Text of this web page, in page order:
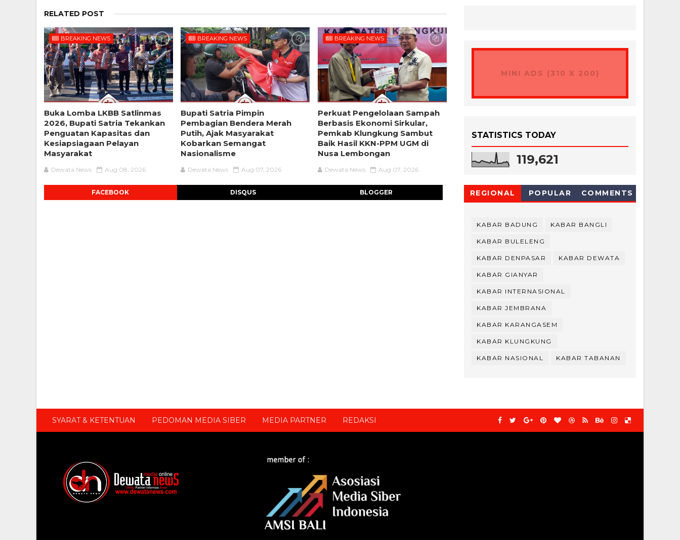
RELATED POST
BREAKING NEWS
Buka Lomba LKBB Satlinmas
2026, Bupati Satria Tekankan
Penguatan Kapasitas dan
Kesiapsiagaan Pelayan
Masyarakat
Dewata News Aug 08, 2026
BREAKING NEWS
Bupati Satria Pimpin
Pembagian Bendera Merah
Putih, Ajak Masyarakat
Kobarkan Semangat
Nasionalisme
Dewata News Aug 07, 2026
BREAKING NEWS
Perkuat Pengelolaan Sampah
Berbasis Ekonomi Sirkular,
Pemkab Klungkung Sambut
Baik Hasil KKN-PPM UGM di
Nusa Lembongan
Dewata News Aug 07, 2026
FACEBOOK DISQUS BLOGGER
MINI ADS (310 X 200)
STATISTICS TODAY
119,621
REGIONAL POPULAR COMMENTS
KABAR BADUNG KABAR BANGLI
KABAR BULELENG
KABAR DENPASAR KABAR DEWATA
KABAR GIANYAR
KABAR INTERNASIONAL
KABAR JEMBRANA
KABAR KARANGASEM
KABAR KLUNGKUNG
KABAR NASIONAL KABAR TABANAN
SYARAT & KETENTUAN PEDOMAN MEDIA SIBER MEDIA PARTNER REDAKSI